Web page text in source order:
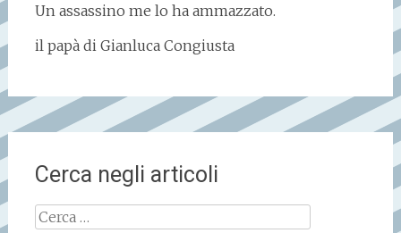
Un assassino me lo ha ammazzato.
il papà di Gianluca Congiusta
Cerca negli articoli
Ricerca